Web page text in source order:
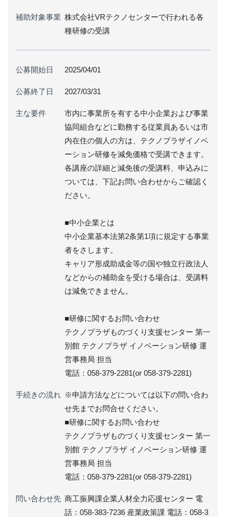
補助対象事業 株式会社VRテクノセンターで行われる各
種研修の受講
公募開始日 2025/04/01
公募終了日 2027/03/31
主な要件
市内に事業所を有する中小企業および事業
協同組合などに勤務する従業員あるいは市
内在住の個人の方は、テクノプラザイノベ
ーション研修を減免価格で受講できます。
各講座の詳細と減免後の受講料、申込みに
ついては、下記お問い合わせからご確認く
ださい。
■中小企業とは
中小企業基本法第2条第1項に規定する事業
者をさします。
キャリア形成助成金等の国や独立行政法人
などからの補助金を受ける場合は、受講料
は減免できません。
■研修に関するお問い合わせ
テクノプラザものづくり支援センター 第一
別館 テクノプラザ イノベーション研修 運
営事務局 担当
電話：058-379-2281(or 058-379-2281)
手続きの流れ ※申請方法などについては以下の問い合わ
せ先までお問合せください。
■研修に関するお問い合わせ
テクノプラザものづくり支援センター 第一
別館 テクノプラザ イノベーション研修 運
営事務局 担当
電話：058-379-2281(or 058-379-2281)
問い合わせ先 商工振興課企業人材全力応援センター 電
話：058-383-7236 産業政策課 電話：058-3